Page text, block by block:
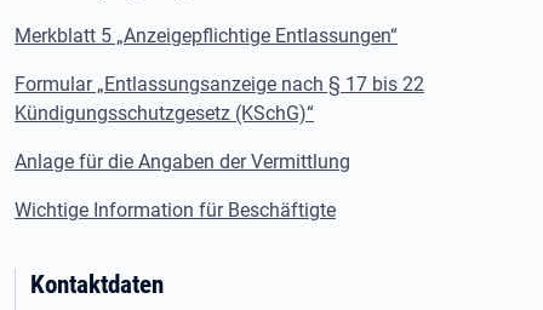
Merkblatt 5 „Anzeigepflichtige Entlassungen“
Formular „Entlassungsanzeige nach § 17 bis 22
Kündigungsschutzgesetz (KSchG)“
Anlage für die Angaben der Vermittlung
Wichtige Information für Beschäftigte
Kontaktdaten